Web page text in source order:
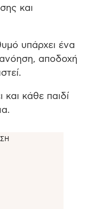
και
υπάρχει ένα
αποδοχή
κάθε παιδί